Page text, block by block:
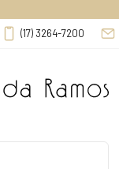
(17) 3264-7200